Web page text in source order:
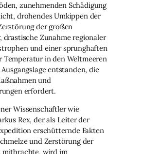
zunehmenden Schädigung
drohendes Umkippen der
der großen
drastische Zunahme regionaler
und einer sprunghaften
Temperatur in den Weltmeeren
entstanden, die
und
erfordert.
Wissenschaftler wie
Rex, der als Leiter der
erschütternde Fakten
und Zerstörung der
mitbrachte, wird im